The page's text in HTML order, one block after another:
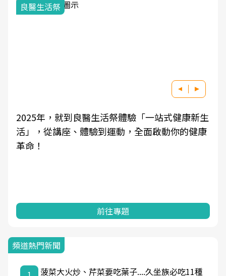
良醫生活祭
2025年，就到良醫生活祭體驗「一站式健康新生
活」，從講座、體驗到運動，全面啟動你的健康
革命！
前往專題
頻道熱門新聞
菠菜大火炒、芹菜要吃葉子....久坐族必吃11種